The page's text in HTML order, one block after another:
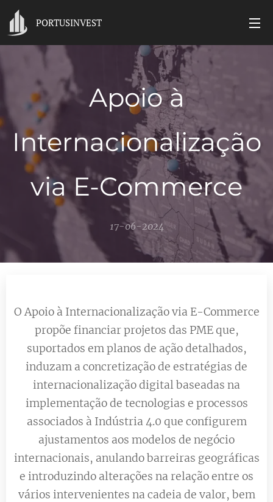
PORTUSINVEST
Apoio à
Internacionalização
via E-Commerce
17-06-2024
O Apoio à Internacionalização via E-Commerce
propõe financiar projetos das PME que,
suportados em planos de ação detalhados,
induzam a concretização de estratégias de
internacionalização digital baseadas na
implementação de tecnologias e processos
associados à Indústria 4.0 que configurem
ajustamentos aos modelos de negócio
internacionais, anulando barreiras geográficas
e introduzindo alterações na relação entre os
vários intervenientes na cadeia de valor, bem